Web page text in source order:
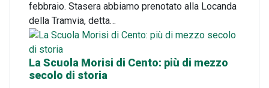
febbraio. Stasera abbiamo prenotato alla Locanda
della Tramvia, detta…
La Scuola Morisi di Cento: più di mezzo
secolo di storia